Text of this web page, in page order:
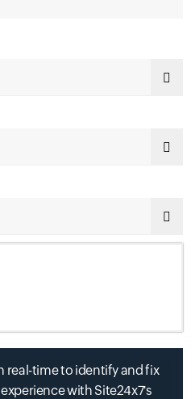
real-time to identify and fix
with Site24x7's